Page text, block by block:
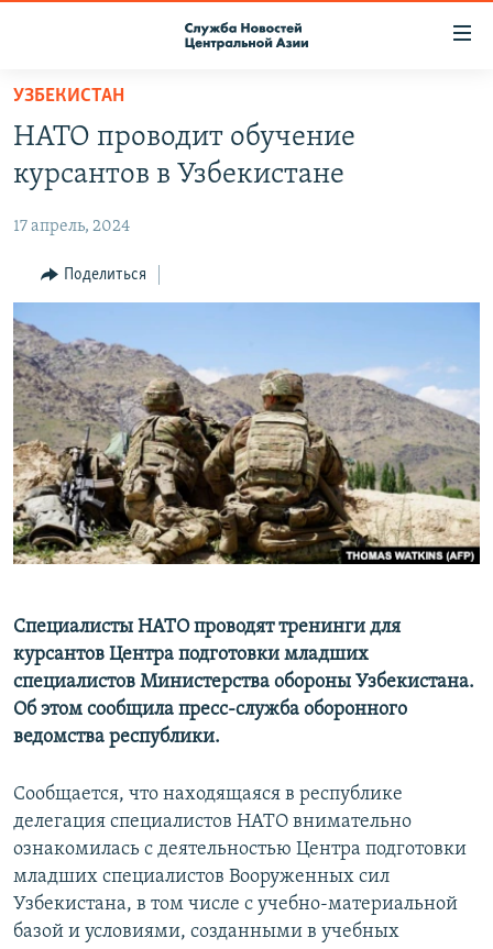
Вернуться
основному
содержанию
Вернутся
навигации
Вернутся
поиску
ПОДПИСКА
КОНТАКТЫ
RFE/RL ДИРЕКТ
НАСТОЯЩЕЕ ВРЕМЯ
УЗБЕКИСТАН
НАТО проводит обучение
курсантов в Узбекистане
17 апрель, 2024
Поделиться
Специалисты НАТО проводят тренинги для
курсантов Центра подготовки младших
специалистов Министерства обороны Узбекистана.
Об этом сообщила пресс-служба оборонного
ведомства республики.
Сообщается, что находящаяся в республике
делегация специалистов НАТО внимательно
ознакомилась с деятельностью Центра подготовки
младших специалистов Вооруженных сил
Узбекистана, в том числе с учебно-материальной
базой и условиями, созданными в учебных